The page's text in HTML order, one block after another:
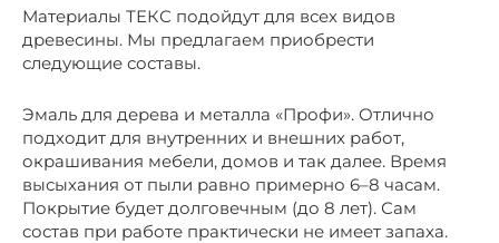
Материалы ТЕКС подойдут для всех видов
древесины. Мы предлагаем приобрести
следующие составы.
Эмаль для дерева и металла «Профи». Отлично
подходит для внутренних и внешних работ,
окрашивания мебели, домов и так далее. Время
высыхания от пыли равно примерно 6–8 часам.
Покрытие будет долговечным (до 8 лет). Сам
состав при работе практически не имеет запаха.